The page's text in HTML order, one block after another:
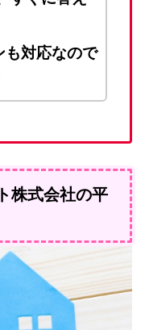
も対応なので
株式会社の平